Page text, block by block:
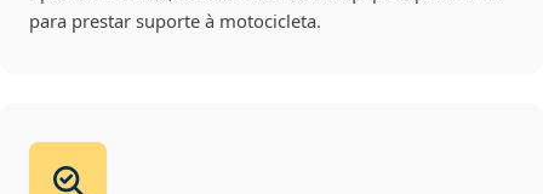
para prestar suporte à motocicleta.